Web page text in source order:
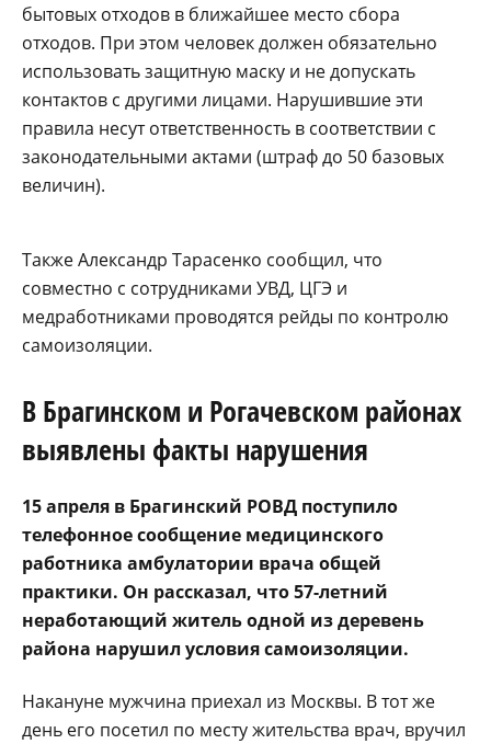
бытовых отходов в ближайшее место сбора
отходов. При этом человек должен обязательно
использовать защитную маску и не допускать
контактов с другими лицами. Нарушившие эти
правила несут ответственность в соответствии с
законодательными актами (штраф до 50 базовых
величин).
Также Александр Тарасенко сообщил, что
совместно с сотрудниками УВД, ЦГЭ и
медработниками проводятся рейды по контролю
самоизоляции.
В Брагинском и Рогачевском районах
выявлены факты нарушения
15 апреля в Брагинский РОВД поступило
телефонное сообщение медицинского
работника амбулатории врача общей
практики. Он рассказал, что 57-летний
неработающий житель одной из деревень
района нарушил условия самоизоляции.
Накануне мужчина приехал из Москвы. В тот же
день его посетил по месту жительства врач, вручил